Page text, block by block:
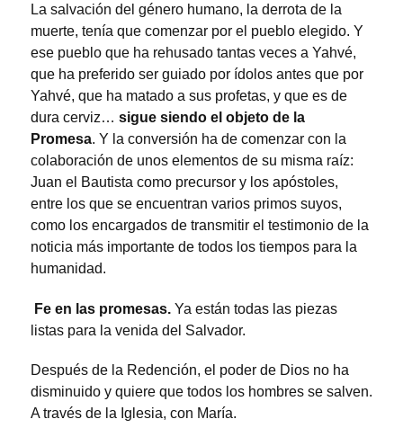
La salvación del género humano, la derrota de la
muerte, tenía que comenzar por el pueblo elegido. Y
ese pueblo que ha rehusado tantas veces a Yahvé,
que ha preferido ser guiado por ídolos antes que por
Yahvé, que ha matado a sus profetas, y que es de
dura cerviz… sigue siendo el objeto de la
Promesa. Y la conversión ha de comenzar con la
colaboración de unos elementos de su misma raíz:
Juan el Bautista como precursor y los apóstoles,
entre los que se encuentran varios primos suyos,
como los encargados de transmitir el testimonio de la
noticia más importante de todos los tiempos para la
humanidad.
Fe en las promesas. Ya están todas las piezas
listas para la venida del Salvador.
Después de la Redención, el poder de Dios no ha
disminuido y quiere que todos los hombres se salven.
A través de la Iglesia, con María.